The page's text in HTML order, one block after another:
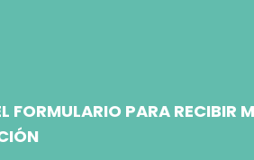
FORMULARIO PARA RECIBIR